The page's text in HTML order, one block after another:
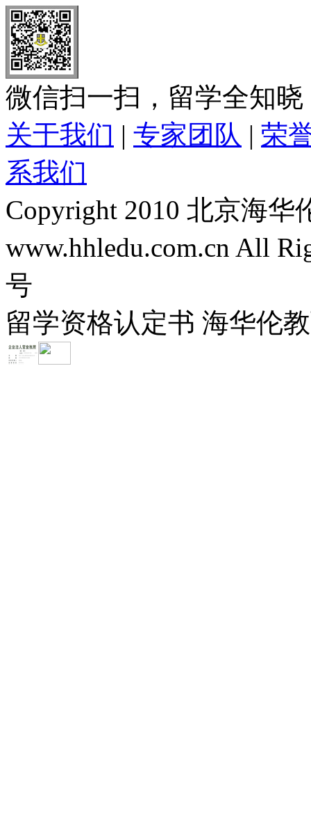
微信扫一扫，留学全知晓
关于我们 | 专家团队 | 荣
系我们
Copyright 2010 北京海
www.hhledu.com.cn All
号
留学资格认定书 海华伦